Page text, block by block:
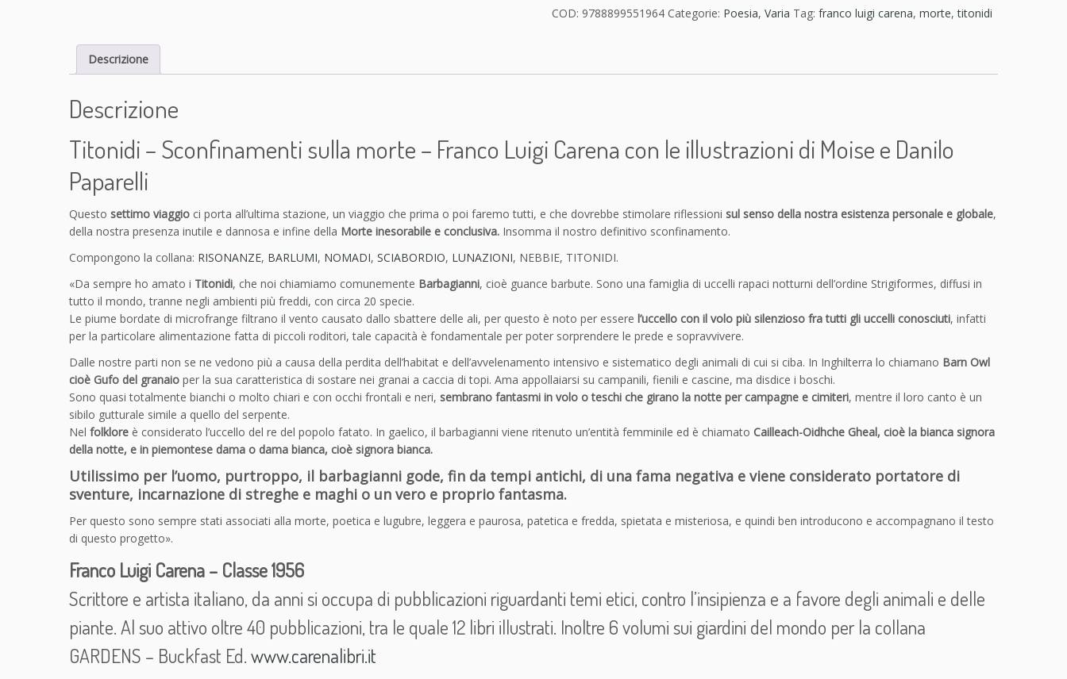
o
i
o
n
a
m
n
i
s
u
l
l
M
t
e
-
c
o
L
COD: 9788899551964 Categorie: Poesia,Varia Tag:franco luigi carena,morte,titonidi
Descrizione
Descrizione
Titonidi – Sconfinamenti sulla morte – Franco Luigi Carena con le illustrazioni di Moise e Danilo
Paparelli
Questo settimo viaggio ci porta all’ultima stazione, un viaggio che prima o poi faremo tutti, e che dovrebbe stimolare riflessioni sul senso della nostra esistenza personale e globale,
della nostra presenza inutile e dannosa e infine della Morte inesorabile e conclusiva. Insomma il nostro definitivo sconfinamento.
Compongono la collana: RISONANZE, BARLUMI, NOMADI, SCIABORDIO, LUNAZIONI, NEBBIE, TITONIDI.
«Da sempre ho amato i Titonidi, che noi chiamiamo comunemente Barbagianni, cioè guance barbute. Sono una famiglia di uccelli rapaci notturni dell’ordine Strigiformes, diffusi in
tutto il mondo, tranne negli ambienti più freddi, con circa 20 specie.
Le piume bordate di microfrange filtrano il vento causato dallo sbattere delle ali, per questo è noto per essere l’uccello con il volo più silenzioso fra tutti gli uccelli conosciuti, infatti
per la particolare alimentazione fatta di piccoli roditori, tale capacità è fondamentale per poter sorprendere le prede e sopravvivere.
Dalle nostre parti non se ne vedono più a causa della perdita dell’habitat e dell’avvelenamento intensivo e sistematico degli animali di cui si ciba. In Inghilterra lo chiamano Barn Owl
cioè Gufo del granaio per la sua caratteristica di sostare nei granai a caccia di topi. Ama appollaiarsi su campanili, fienili e cascine, ma disdice i boschi.
Sono quasi totalmente bianchi o molto chiari e con occhi frontali e neri, sembrano fantasmi in volo o teschi che girano la notte per campagne e cimiteri, mentre il loro canto è un
sibilo gutturale simile a quello del serpente.
Nel folklore è considerato l’uccello del re del popolo fatato. In gaelico, il barbagianni viene ritenuto un’entità femminile ed è chiamato Cailleach-Oidhche Gheal, cioè la bianca signora
della notte, e in piemontese dama o dama bianca, cioè signora bianca.
Utilissimo per l’uomo, purtroppo, il barbagianni gode, fin da tempi antichi, di una fama negativa e viene considerato portatore di
sventure, incarnazione di streghe e maghi o un vero e proprio fantasma.
Per questo sono sempre stati associati alla morte, poetica e lugubre, leggera e paurosa, patetica e fredda, spietata e misteriosa, e quindi ben introducono e accompagnano il testo
di questo progetto».
Franco Luigi Carena – Classe 1956
Scrittore e artista italiano, da anni si occupa di pubblicazioni riguardanti temi etici, contro l’insipienza e a favore degli animali e delle
piante. Al suo attivo oltre 40 pubblicazioni, tra le quale 12 libri illustrati. Inoltre 6 volumi sui giardini del mondo per la collana
GARDENS – Buckfast Ed.www.carenalibri.it